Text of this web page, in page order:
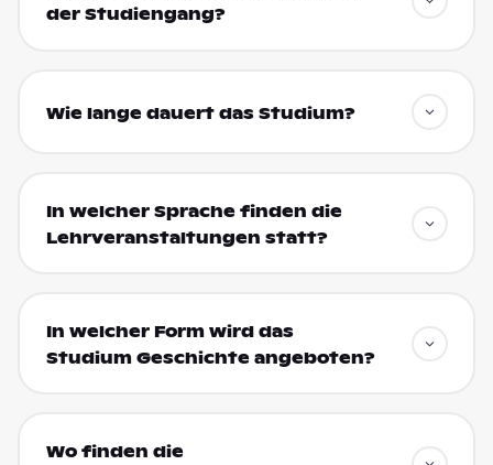
der Studiengang?
Wie lange dauert das Studium?
In welcher Sprache finden die
Lehrveranstaltungen statt?
In welcher Form wird das
Studium Geschichte angeboten?
Wo finden die